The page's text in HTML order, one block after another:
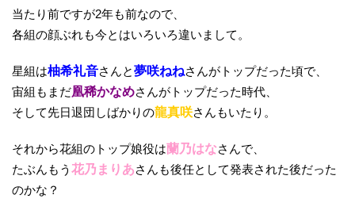
当たり前ですが2年も前なので、
各組の顔ぶれも今とはいろいろ違いまして。
星組は柚希礼音さんと夢咲ねねさんがトップだった頃で、
宙組もまだ凰稀かなめさんがトップだった時代、
そして先日退団しばかりの龍真咲さんもいたり。
それから花組のトップ娘役は蘭乃はなさんで、
たぶんもう 花乃まりあさんも後任として発表された後だった
のかな？